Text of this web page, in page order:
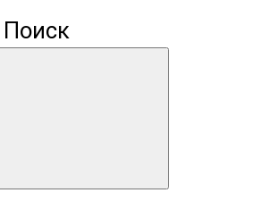
Поиск